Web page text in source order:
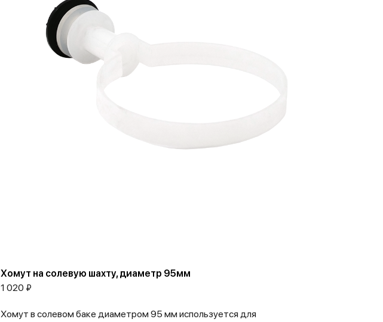
Хомут на солевую шахту, диаметр 95мм
1 020 ₽
Хомут в солевом баке диаметром 95 мм используется для